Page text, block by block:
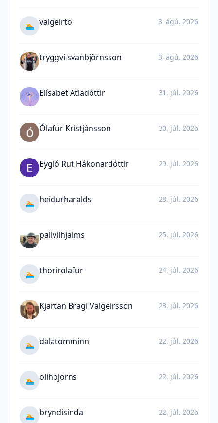
🏊 valgeirto 3. ágú. 2026
tryggvi svanbjörnsson 3. ágú. 2026
Elísabet Atladóttir 31. júl. 2026
Ólafur Kristjánsson 30. júl. 2026
Eygló Rut Hákonardóttir 29. júl. 2026
🏊 heidurharalds 28. júl. 2026
pallvilhjalms 25. júl. 2026
🏊 thorirolafur 24. júl. 2026
Kjartan Bragi Valgeirsson 23. júl. 2026
🏊 dalatomminn 22. júl. 2026
🏊 olihbjorns 22. júl. 2026
🏊 bryndisinda 22. júl. 2026